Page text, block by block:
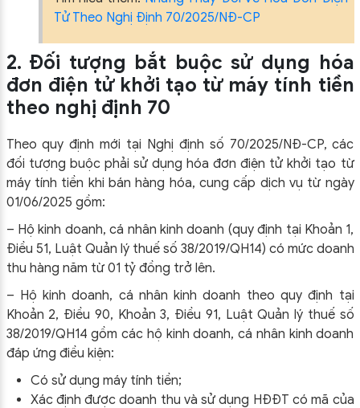
Tử Theo Nghị Định 70/2025/NĐ-CP
2. Đối tượng bắt buộc sử dụng hóa
đơn điện tử khởi tạo từ máy tính tiền
theo nghị định 70
Theo quy định mới tại Nghị định số 70/2025/NĐ-CP, các
đối tượng buộc phải sử dụng hóa đơn điện tử khởi tạo từ
máy tính tiền khi bán hàng hóa, cung cấp dịch vụ từ ngày
01/06/2025 gồm:
– Hộ kinh doanh, cá nhân kinh doanh (quy định tại Khoản 1,
Điều 51, Luật Quản lý thuế số 38/2019/QH14) có mức doanh
thu hàng năm từ 01 tỷ đồng trở lên.
– Hộ kinh doanh, cá nhân kinh doanh theo quy định tại
Khoản 2, Điều 90, Khoản 3, Điều 91, Luật Quản lý thuế số
38/2019/QH14 gồm các hộ kinh doanh, cá nhân kinh doanh
đáp ứng điều kiện:
Có sử dụng máy tính tiền;
Xác định được doanh thu và sử dụng HĐĐT có mã của